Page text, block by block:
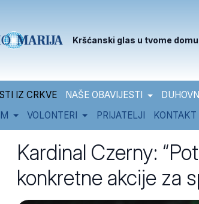
Kršćanski glas u tvome domu
IZ CRKVE NAŠE OBAVIJESTI
VOLONTERI PRIJATELJI KONTAKT
Kardinal Czerny:
konkretne akcije za